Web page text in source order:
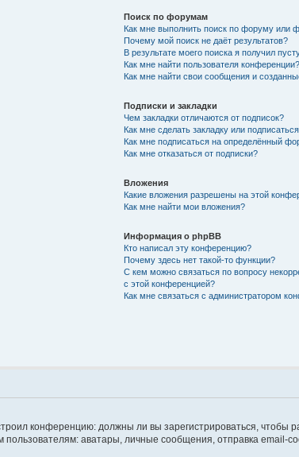
Поиск по форумам
Как мне выполнить поиск по форуму или
Почему мой поиск не даёт результатов?
В результате моего поиска я получил
Как мне найти пользователя конференции?
Как мне найти свои сообщения и
Подписки и закладки
Чем закладки отличаются от подписок?
Как мне сделать закладку или
Как мне подписаться на определённый
Как мне отказаться от подписки?
Вложения
Какие вложения разрешены на этой
Как мне найти мои вложения?
Информация о phpBB
Кто написал эту конференцию?
Почему здесь нет такой-то функции?
С кем можно связаться по вопросу
с этой конференцией?
Как мне связаться с администратором
конференцию: должны ли вы зарегистрироваться,
аватары, личные сообщения, отправка email-